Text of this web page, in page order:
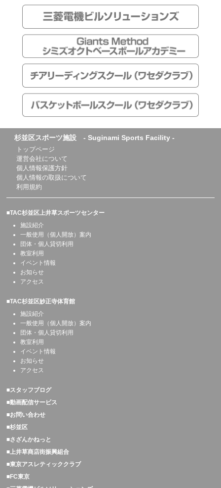
杉並区スポーツ施設 - Suginami Sports Facility -
トップページ
運営会社について
個人情報保護方針
個人情報の取扱について
利用規約
■TAC杉並区上井草スポーツセンター
施設紹介
一般使用（個人開放）案内
団体・個人貸切利用
教室利用
イベント情報
お知らせ
アクセス
■TAC杉並区妙正寺体育館
施設紹介
一般使用（個人開放）案内
団体・個人貸切利用
教室利用
イベント情報
お知らせ
アクセス
■スタッフブログ
■動画配信サービス
■お問い合わせ
■杉並区
■さざんかねっと
■上井草商店街振興組合
■東京アスレティッククラブ
■FC東京